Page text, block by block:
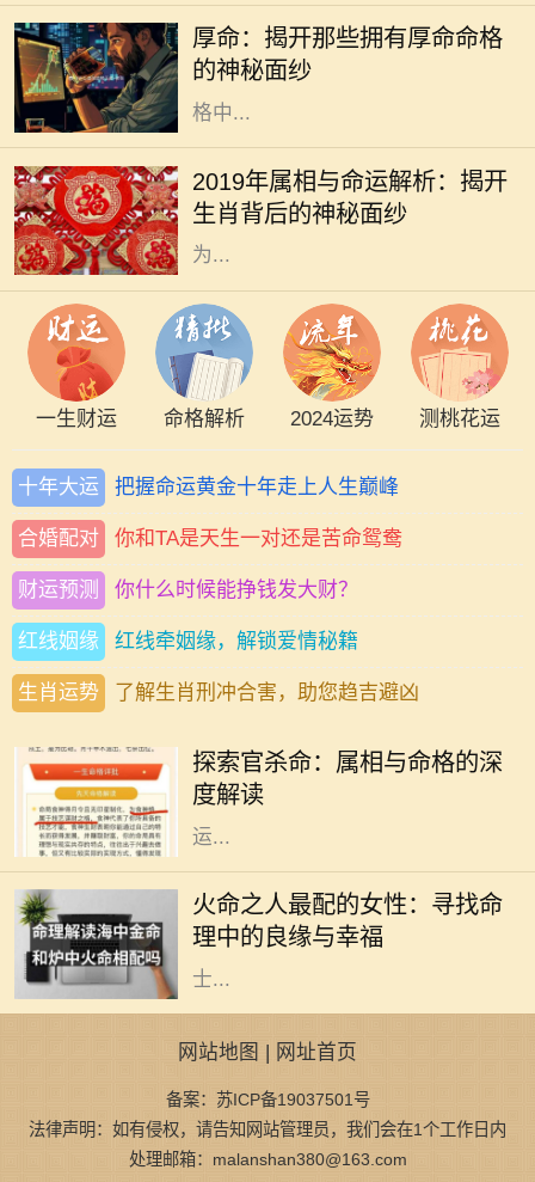
厚命：揭开那些拥有厚命命格
的神秘面纱
令人着迷且神秘的话题。无论是算
命、风水，还是命理学，都是我们探
索未来和命运的工具。而在众多的命
格中...
2019年属相与命运解析：揭开
生肖背后的神秘面纱
2019年是中国农历的己亥年，亥年对
应的属相是猪。猪在中华文化中象征
着财富与好运，常常被认为是富裕与
幸福的象征。猪年出生的人通常被视
为...
一生财运 命格解析 2024运势 测桃花运
十年大运 把握命运黄金十年走上人生巅峰
合婚配对 你和TA是天生一对还是苦命鸳鸯
财运预测 你什么时候能挣钱发大财？
红线姻缘 红线牵姻缘，解锁爱情秘籍
生肖运势 了解生肖刑冲合害，助您趋吉避凶
探索官杀命：属相与命格的深
度解读
在中国传统文化中，命理学是一门博
系尤为引人注目。官杀命，作为一种
特定的命格，常常和成功、权威、财
运...
火命之人最配的女性：寻找命
理中的良缘与幸福
在中国的传统命理学中，火命代表着
热情、活力与激情。火命之人，通常
生性乐观，充满创造力和积极向上的
力量。然而，合适的伴侣对于火命人
士...
网站地图 | 网址首页
备案：苏ICP备19037501号
法律声明：如有侵权，请告知网站管理员，我们会在1个工作日内
处理邮箱：malanshan380@163.com